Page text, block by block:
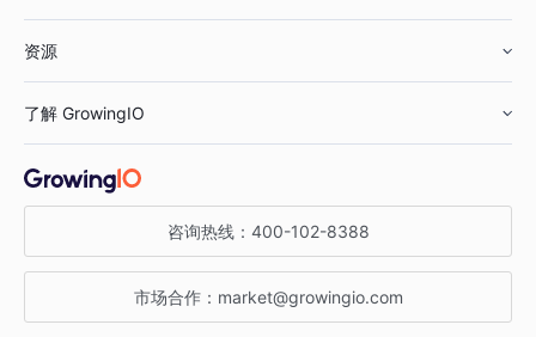
鞋服行业
汽车行业
金融行业
智能运营
获客分析
资源
增长公开课
增长博客
了解 GrowingIO
关于 GrowingIO
增长大会
咨询热线： 400-102-8388
市场合作： market@growingio.com